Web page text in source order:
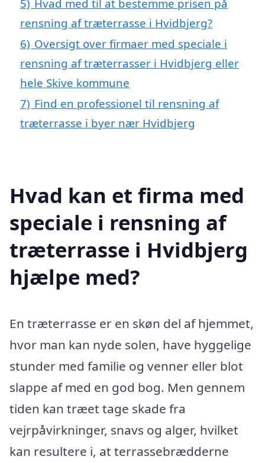
5) Hvad med til at bestemme prisen på
rensning af træterrasse i Hvidbjerg?
6) Oversigt over firmaer med speciale i
rensning af træterrasser i Hvidbjerg eller
hele Skive kommune
7) Find en professionel til rensning af
træterrasse i byer nær Hvidbjerg
Hvad kan et firma med
speciale i rensning af
træterrasse i Hvidbjerg
hjælpe med?
En træterrasse er en skøn del af hjemmet,
hvor man kan nyde solen, have hyggelige
stunder med familie og venner eller blot
slappe af med en god bog. Men gennem
tiden kan træet tage skade fra
vejrpåvirkninger, snavs og alger, hvilket
kan resultere i, at terrassebrædderne